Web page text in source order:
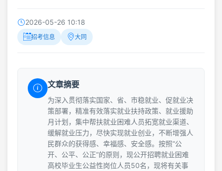
2026-05-26 10:18
招考信息 大同
文章摘要
为深入贯彻落实国家、省、市稳就业、促就业决
策部署，精准有效落实就业扶持政策、就业援助
月计划，集中帮扶就业困难人员拓宽就业渠道、
缓解就业压力，尽快实现就业创业，不断增强人
民群众的获得感、幸福感、安全感。按照“公
开、公平、公正”的原则，现公开招聘就业困难
高校毕业生公益性岗位人员50名，现将有关事